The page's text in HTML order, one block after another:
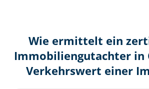
Wie ermittelt ein
Immobilien­gutachter in
Verkehrswert einer